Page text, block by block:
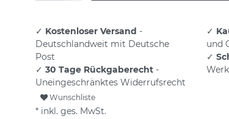
✓ Kostenloser Versand -
Deutschlandweit mit Deutsche
Post
✓ 30 Tage Rückgaberecht -
Uneingeschränktes Widerrufsrecht
✓
und
✓
Wunschliste
* inkl. ges. MwSt.